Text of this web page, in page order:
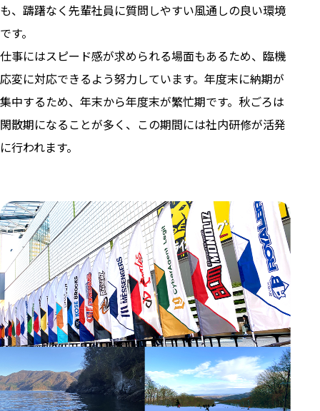
も、躊躇なく先輩社員に質問しやすい風通しの良い環境
です。
仕事にはスピード感が求められる場面もあるため、臨機
応変に対応できるよう努力しています。年度末に納期が
集中するため、年末から年度末が繁忙期です。秋ごろは
閑散期になることが多く、この期間には社内研修が活発
に行われます。